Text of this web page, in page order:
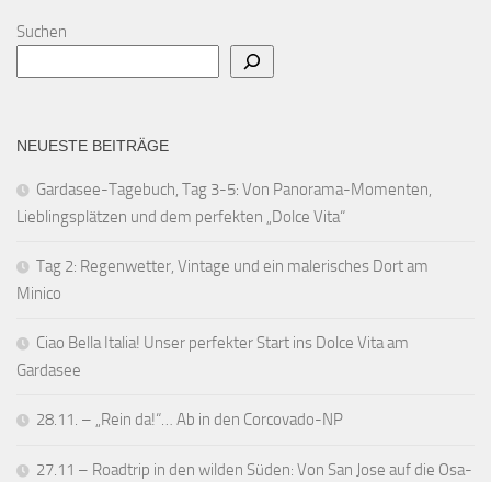
Suchen
NEUESTE BEITRÄGE
Gardasee-Tagebuch, Tag 3-5: Von Panorama-Momenten,
Lieblingsplätzen und dem perfekten „Dolce Vita“
Tag 2: Regenwetter, Vintage und ein malerisches Dort am
Minico
Ciao Bella Italia! Unser perfekter Start ins Dolce Vita am
Gardasee
28.11. – „Rein da!“… Ab in den Corcovado-NP
27.11 – Roadtrip in den wilden Süden: Von San Jose auf die Osa-